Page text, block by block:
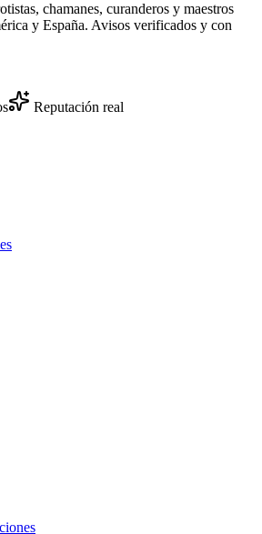
chamanes, curanderos y maestros
y España. Avisos verificados y con
Reputación real